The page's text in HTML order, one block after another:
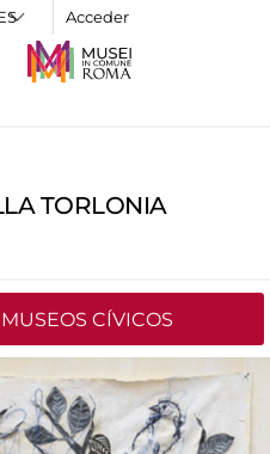
Acceder
TORLONIA
CÍVICOS